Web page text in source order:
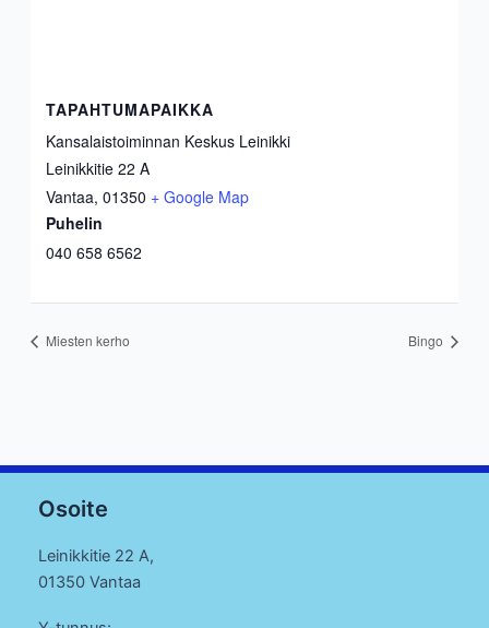
TAPAHTUMAPAIKKA
Kansalaistoiminnan Keskus Leinikki
Leinikkitie 22 A
Vantaa, 01350 + Google Map
Puhelin
040 658 6562
Miesten kerho Bingo
Osoite
Leinikkitie 22 A,
01350 Vantaa